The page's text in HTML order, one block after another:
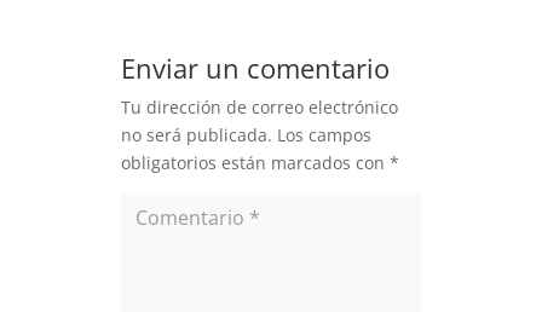
Enviar un comentario
Tu dirección de correo electrónico
no será publicada. Los campos
obligatorios están marcados con *